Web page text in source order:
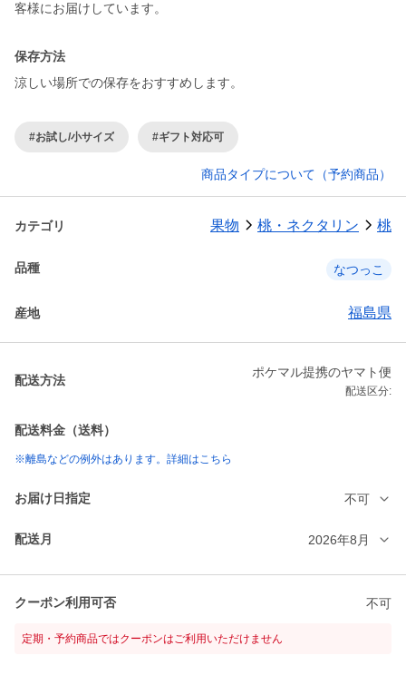
客様にお届けしています。
保存方法
涼しい場所での保存をおすすめします。
#お試し/小サイズ #ギフト対応可
商品タイプについて（予約商品）
カテゴリ 果物 桃・ネクタリン 桃
品種 なつっこ
産地 福島県
配送方法
ポケマル提携のヤマト便
配送区分:
配送料金（送料）
※離島などの例外はあります。詳細はこちら
お届け日指定 不可
配送月 2026年8月
クーポン利用可否 不可
定期・予約商品ではクーポンはご利用いただけません